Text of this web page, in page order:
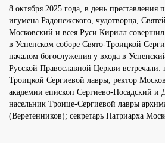
8 октября 2025 года, в день преставления
игумена Радонежского, чудотворца,
Московский и всея Руси Кирилл
в Успенском соборе Свято-Троицкой
началом богослужения у входа в
Русской Православной Церкви встречали:
Троицкой Сергиевой лавры, ректор
академии епископ Сергиево-Посадский
насельник Троице-Сергиевой лавры
(Веретенников); секретарь Патриарха